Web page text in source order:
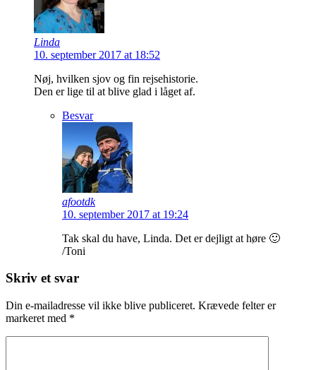
Linda
10. september 2017 at 18:52
Nøj, hvilken sjov og fin rejsehistorie.
Den er lige til at blive glad i låget af.
Besvar
afootdk
10. september 2017 at 19:24
Tak skal du have, Linda. Det er dejligt at høre 🙂
/Toni
Skriv et svar
Din e-mailadresse vil ikke blive publiceret. Krævede felter er
markeret med *